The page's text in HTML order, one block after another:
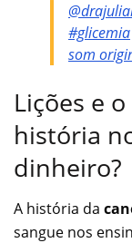
#glicemia
som
Lições e
história
dinheiro?
A história da
sangue nos